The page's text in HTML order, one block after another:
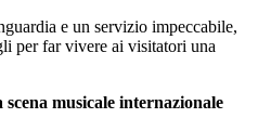
e un servizio impeccabile,
per far vivere ai visitatori una
musicale internazionale